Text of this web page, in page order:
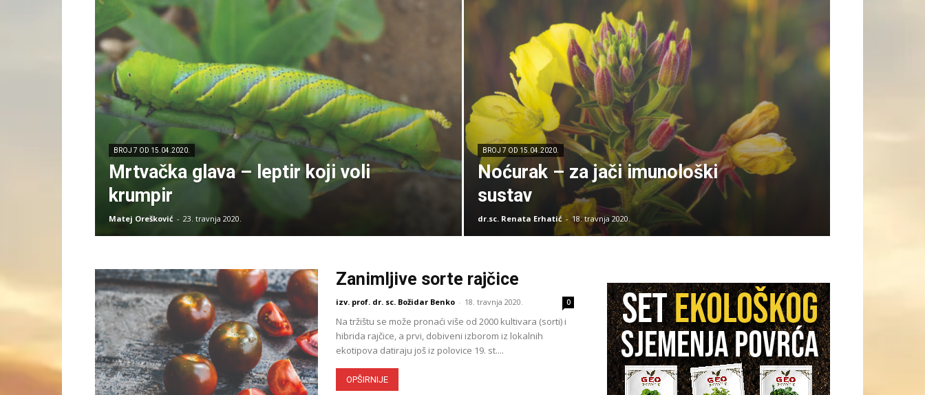
BROJ 7 OD 15.04.2020.
Mrtvačka glava – leptir koji voli
krumpir
Matej Orešković - 23. travnja 2020.
BROJ 7 OD 15.04.2020.
Noćurak – za jači imunološki
sustav
dr.sc. Renata Erhatić - 18. travnja 2020.
Zanimljive sorte rajčice
izv. prof. dr. sc. Božidar Benko - 18. travnja 2020. 0
Na tržištu se može pronaći više od 2000 kultivara (sorti) i
hibrida rajčice, a prvi, dobiveni izborom iz lokalnih
ekotipova datiraju još iz polovice 19. st....
OPŠIRNIJE